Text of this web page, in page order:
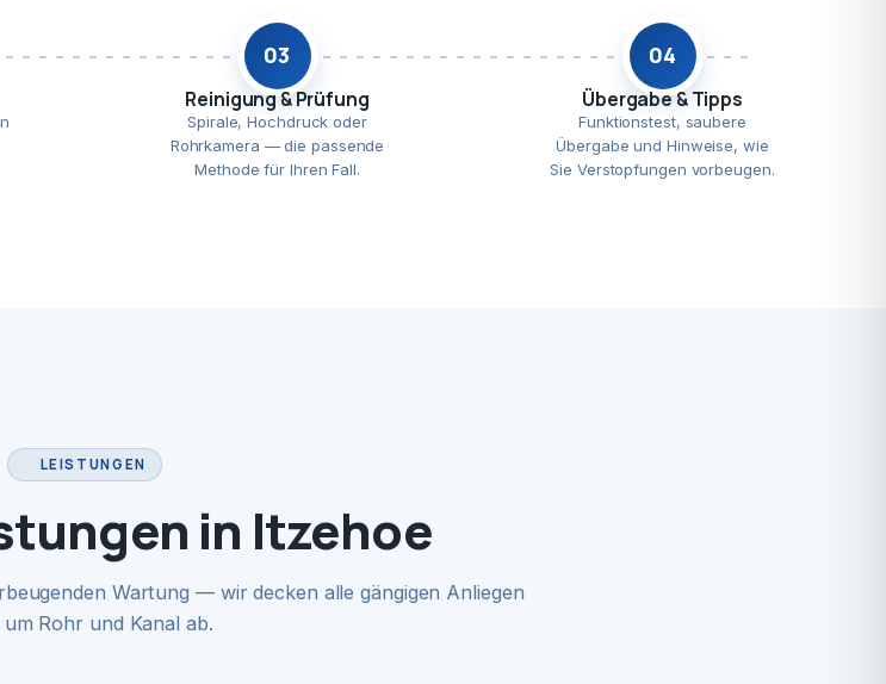
03
Reinigung & Prüfung
Spirale, Hochdruck oder
Rohrkamera — die passende
Methode für Ihren Fall.
04
Übergabe & Tipps
Funktionstest, saubere
Übergabe und Hinweise, wie
Sie Verstopfungen vorbeugen.
LEISTUNGEN
in Itzehoe
Wartung — wir decken alle gängigen Anliegen
Rohr und Kanal ab.